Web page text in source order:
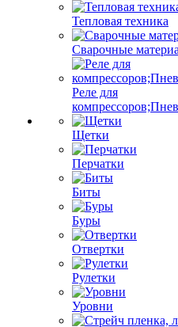
Тепловая техника
Сварочные
Реле для
Щетки
Перчатки
Биты
Буры
Отвертки
Рулетки
Уровни